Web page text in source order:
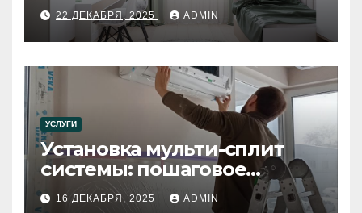
22 ДЕКАБРЯ, 2025 ADMIN
УСЛУГИ
Установка мульти-сплит
системы: пошаговое
руководство
16 ДЕКАБРЯ, 2025 ADMIN